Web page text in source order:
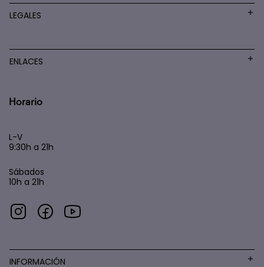
LEGALES
ENLACES
Horario
L-V
9:30h a 21h
Sábados
10h a 21h
INFORMACIÓN